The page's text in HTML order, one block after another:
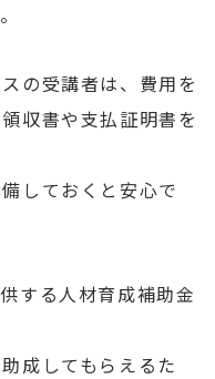
の受講者は、費用を
収書や支払証明書を
しておくと安心で
する人材育成補助金
成してもらえるた